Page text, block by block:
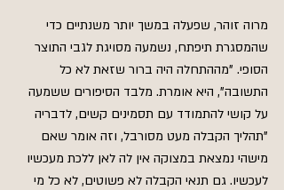
מרוה זוהר, שפעלה במשך יותר משנתיים כדי
שהמסגרת תיפתח, נשמעה מסויגת לגבי התוצר
הסופי. "מההתחלה היה ברור שזאת לא כל
התשובה", היא אומרת. מלבד הסיפורים ששמעה
על קושי להתמודד עם תסמינים קשים, לדבריה
"תהליך הקבלה מעט מסורבל, וזה אומר שאם
מישהי נמצאת במצוקה אין לה לאן ללכת מעכשיו
לעכשיו. גם תנאי הקבלה לא פשוטים, לא כל מי